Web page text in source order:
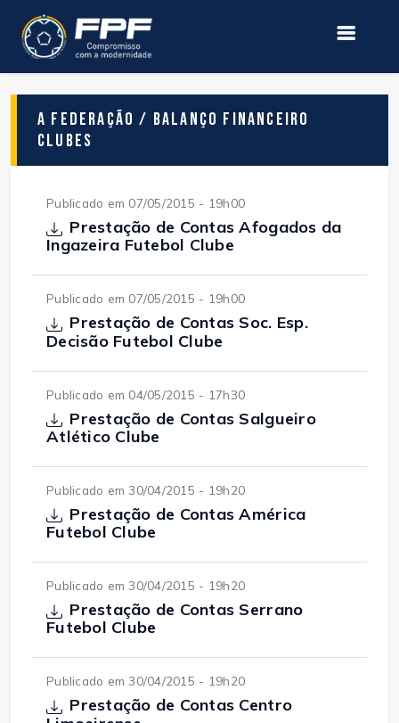
A Federação / Balanço Financeiro
Clubes
Publicado em 07/05/2015 - 19h00
Prestação de Contas Afogados da
Ingazeira Futebol Clube
Publicado em 07/05/2015 - 19h00
Prestação de Contas Soc. Esp.
Decisão Futebol Clube
Publicado em 04/05/2015 - 17h30
Prestação de Contas Salgueiro
Atlético Clube
Publicado em 30/04/2015 - 19h20
Prestação de Contas América
Futebol Clube
Publicado em 30/04/2015 - 19h20
Prestação de Contas Serrano
Futebol Clube
Publicado em 30/04/2015 - 19h20
Prestação de Contas Centro